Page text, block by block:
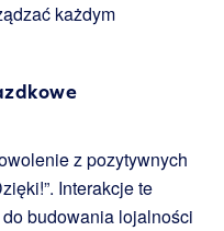
każdym
z pozytywnych
Interakcje te
budowania lojalności